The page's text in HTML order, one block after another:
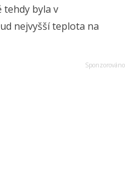
tehdy byla v
nejvyšší teplota na